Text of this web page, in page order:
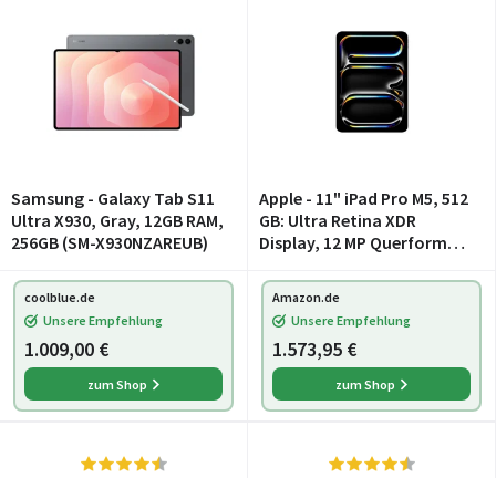
Samsung - Galaxy Tab S11
Ultra X930, Gray, 12GB RAM,
256GB (SM-X930NZAREUB)
Apple - 11" iPad Pro M5, 512
GB: Ultra Retina XDR
Display, 12 MP Querformat
Rückkamera, LiDAR
Scanner, WLAN und 5G
Mobilfunk, Batterie für d
coolblue.de
Unsere Empfehlung
1.009,00 €
zum Shop
Amazon.de
Unsere Empfehlung
1.573,95 €
zum Shop